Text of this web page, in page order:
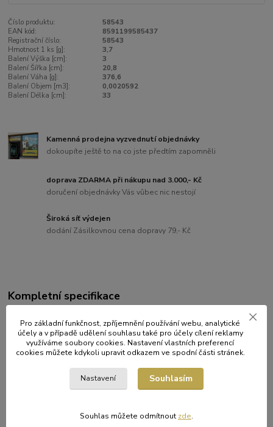
Číslo produktu:
58543
EAN kód:
8591199585437
Registrační číslo:
58543
Hmotnost 1 ks [g]:
3,7
Balení Výška [cm]:
3
Balení Šířka [cm]:
20,8
Balení Váha [g]:
376,6
Balení Objem [m3]:
0,0020592
Balení Délka [cm]:
33
Kamenná prodejna vyzvednutí objednávky
dokoupíte ještě to na co jste předtím zapomněli
doprava ZDARMA při nákupu nad 3.000,- Kč
doručení objednávky Vás vůbec nic nestojí
Široká síť výdejen
dodání Zásilkovnou cena dopravy 79,- Kč
Kompletní specifikace
Latexové nafukovací balónky s potiskem "Ohňostroj" L - mix
barev / ø 30 cm / 100 ks.
Pro základní funkčnost, zpříjemnění používání webu, analytické
účely a v případě udělení souhlasu také pro účely cílení reklamy
využíváme soubory cookies. Nastavení vlastních preferencí
cookies můžete kdykoli upravit odkazem ve spodní části stránek.
Nastavení Souhlasím
Souhlas můžete odmítnout zde.